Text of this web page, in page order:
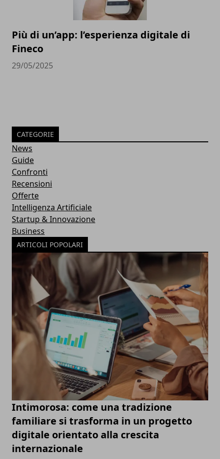
Più di un’app: l’esperienza digitale di
Fineco
29/05/2025
CATEGORIE
News
Guide
Confronti
Recensioni
Offerte
Intelligenza Artificiale
Startup & Innovazione
Business
ARTICOLI POPOLARI
Intimorosa: come una tradizione
familiare si trasforma in un progetto
digitale orientato alla crescita
internazionale